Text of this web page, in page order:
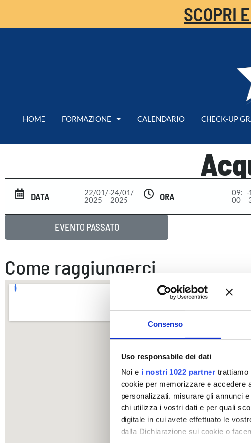
Consenso
Uso responsabile dei dati
Noi e i nostri 1022 partner trattiamo
cookie per memorizzare e accedere
personalizzati, misurare gli annunci
chi utilizza i vostri dati e per quali
digitale in cui avete effettuato le
dalla Dichiarazione sui cookie o
SCOPRI
HOME FORMAZIONE CALENDARIO CHECK-UP
DATA
22/01/
2025
-24/01/
2025
ORA
09:
00
-
EVENTO PASSATO
Come raggiungerci